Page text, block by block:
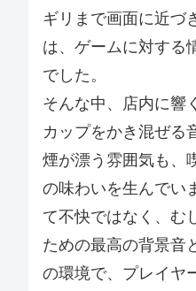
ギリまで画面に近づ
は、ゲームに対する
でした。
そんな中、店内に響
カップをかき混ぜる
煙が漂う雰囲気も、
の味わいを生んでい
て不快ではなく、む
ための最高の背景音
の環境で、プレイヤ